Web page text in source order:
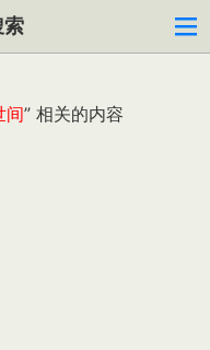
索
间” 相关的内容